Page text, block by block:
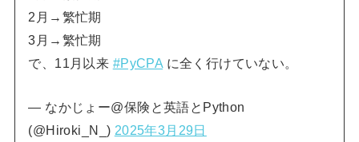
2月→繁忙期
3月→繁忙期
で、11月以来 #PyCPA に全く行けていない。
— なかじょー@保険と英語とPython
(@Hiroki_N_) 2025年3月29日